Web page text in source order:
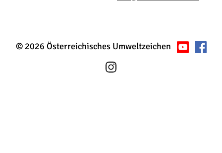
© 2026 Österreichisches Umweltzeichen